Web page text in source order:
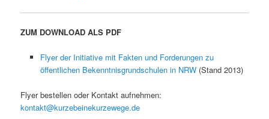
ZUM DOWNLOAD ALS PDF
Flyer der Initiative mit Fakten und Forderungen zu
öffentlichen Bekenntnisgrundschulen in NRW(Stand 2013)
Flyer bestellen oder Kontakt aufnehmen:
kontakt@kurzebeinekurzewege.de